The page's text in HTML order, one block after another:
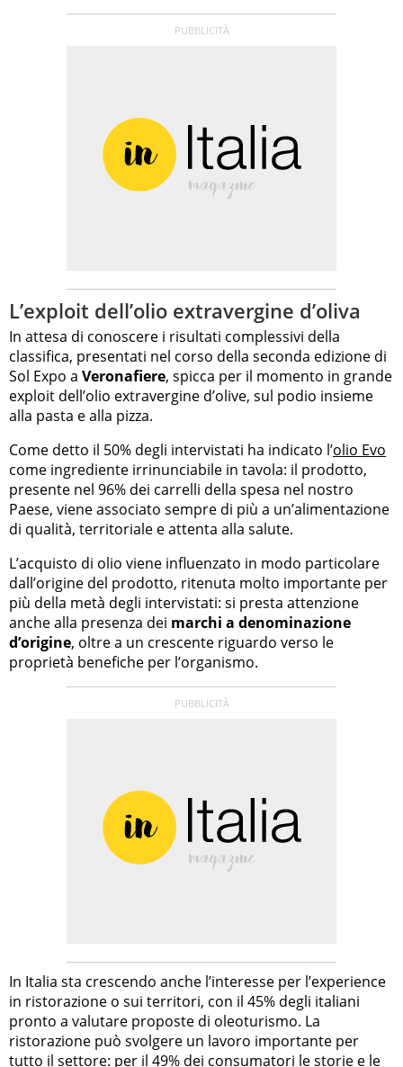
L’exploit dell’olio extravergine d’oliva
In attesa di conoscere i risultati complessivi della
classifica, presentati nel corso della seconda edizione di
Sol Expo a Veronafiere, spicca per il momento in grande
exploit dell’olio extravergine d’olive, sul podio insieme
alla pasta e alla pizza.
Come detto il 50% degli intervistati ha indicato l’olio Evo
come ingrediente irrinunciabile in tavola: il prodotto,
presente nel 96% dei carrelli della spesa nel nostro
Paese, viene associato sempre di più a un’alimentazione
di qualità, territoriale e attenta alla salute.
L’acquisto di olio viene influenzato in modo particolare
dall’origine del prodotto, ritenuta molto importante per
più della metà degli intervistati: si presta attenzione
anche alla presenza dei marchi a denominazione
d’origine, oltre a un crescente riguardo verso le
proprietà benefiche per l’organismo.
In Italia sta crescendo anche l’interesse per l’experience
in ristorazione o sui territori, con il 45% degli italiani
pronto a valutare proposte di oleoturismo. La
ristorazione può svolgere un lavoro importante per
tutto il settore: per il 49% dei consumatori le storie e le